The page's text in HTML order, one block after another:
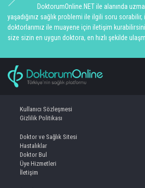
DoktorumOnline.NET ile alanında
yaşadığınız sağlık problemi ile ilgili soru
doktorlarımız ile muayene için iletişim
size sizin en uygun doktora, en hızlı şekilde
Kullanıcı Sözleşmesi
Gizlilik Politikası
Doktor ve Sağlık Sitesi
Hastalıklar
Doktor Bul
Üye Hizmetleri
İletişim